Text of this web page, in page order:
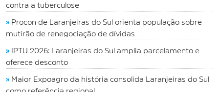
contra a tuberculose
» Procon de Laranjeiras do Sul orienta população sobre
mutirão de renegociação de dívidas
»
IPTU 2026: Laranjeiras do Sul amplia parcelamento e
oferece desconto
» Maior Expoagro da história consolida Laranjeiras do Sul